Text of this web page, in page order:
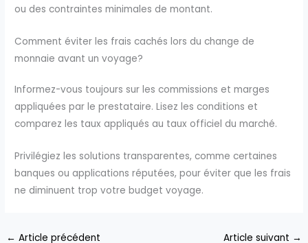
ou des contraintes minimales de montant.
Comment éviter les frais cachés lors du change de
monnaie avant un voyage?
Informez-vous toujours sur les commissions et marges
appliquées par le prestataire. Lisez les conditions et
comparez les taux appliqués au taux officiel du marché.
Privilégiez les solutions transparentes, comme certaines
banques ou applications réputées, pour éviter que les frais
ne diminuent trop votre budget voyage.
← Article précédent Article suivant →